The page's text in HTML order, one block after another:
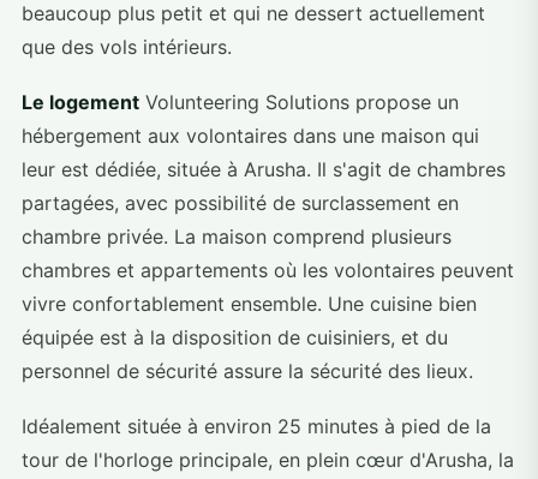
beaucoup plus petit et qui ne dessert actuellement
que des vols intérieurs.
Le logement Volunteering Solutions propose un
hébergement aux volontaires dans une maison qui
leur est dédiée, située à Arusha. Il s'agit de chambres
partagées, avec possibilité de surclassement en
chambre privée. La maison comprend plusieurs
chambres et appartements où les volontaires peuvent
vivre confortablement ensemble. Une cuisine bien
équipée est à la disposition de cuisiniers, et du
personnel de sécurité assure la sécurité des lieux.
Idéalement située à environ 25 minutes à pied de la
tour de l'horloge principale, en plein cœur d'Arusha, la